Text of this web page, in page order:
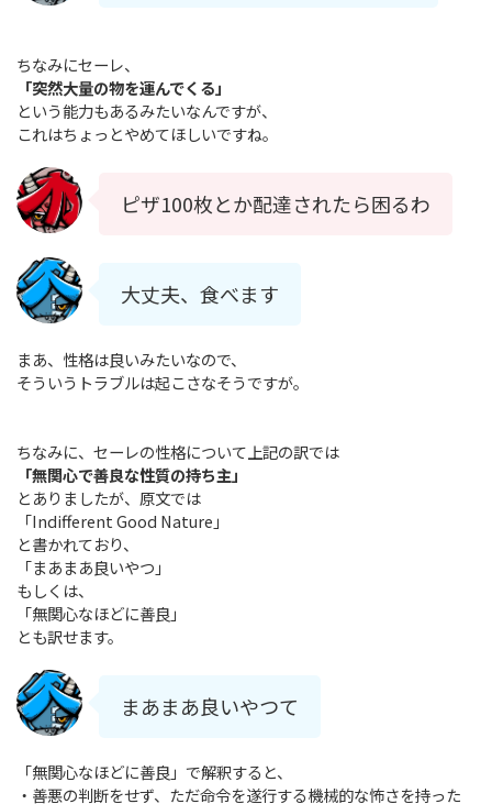
ちなみにセーレ、
「突然大量の物を運んでくる」
という能力もあるみたいなんですが、
これはちょっとやめてほしいですね。
ピザ100枚とか配達されたら困るわ
大丈夫、食べます
まあ、性格は良いみたいなので、
そういうトラブルは起こさなそうですが。
ちなみに、セーレの性格について上記の訳では
「無関心で善良な性質の持ち主」
とありましたが、原文では
「Indifferent Good Nature」
と書かれており、
「まあまあ良いやつ」
もしくは、
「無関心なほどに善良」
とも訳せます。
まあまあ良いやつて
「無関心なほどに善良」で解釈すると、
・善悪の判断をせず、ただ命令を遂行する機械的な怖さを持った